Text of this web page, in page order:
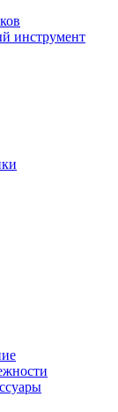
инструмент